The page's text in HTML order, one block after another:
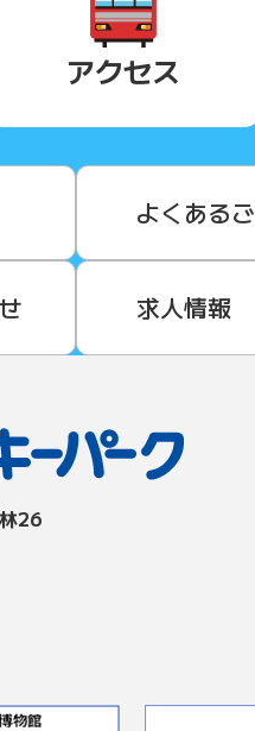
アクセス
よくある
求人情報
26